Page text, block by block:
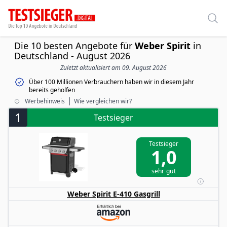
Die 10 besten Angebote für Weber Spirit in
Deutschland - August 2026
Zuletzt aktualisiert am 09. August 2026
Über 100 Millionen Verbrauchern haben wir in diesem Jahr
bereits geholfen
Werbehinweis
Wie vergleichen wir?
1 Testsieger
Testsieger
1,0
sehr gut
Weber Spirit E-410 Gasgrill